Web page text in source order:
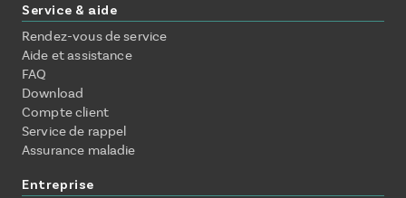
Service & aide
Rendez-vous de service
Aide et assistance
FAQ
Download
Compte client
Service de rappel
Assurance maladie
Entreprise